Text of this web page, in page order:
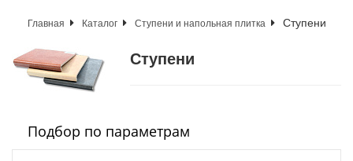
Главная Каталог Ступени и напольная плитка Ступени
Ступени
Подбор по параметрам